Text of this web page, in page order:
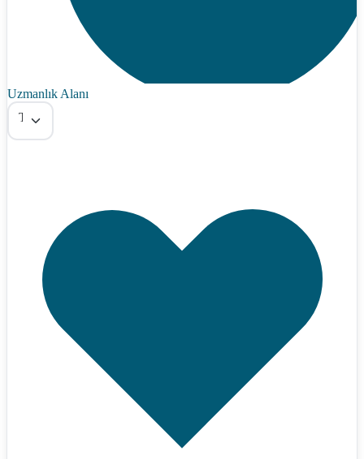
Uzmanlık Alanı
Tümü